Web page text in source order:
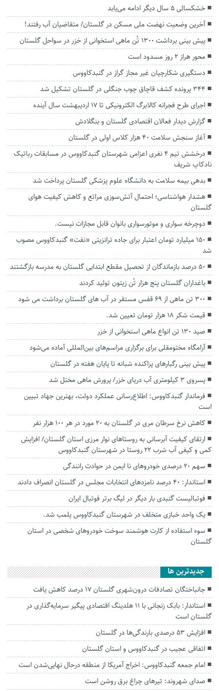
خشکسالی ۵ سال دیگر ادامه می‌یابد
آخرین وضعیت نهضت ملی مسکن در گلستان/ متقاضیان آب رفتند!
پیش بینی برداشت ۱۳۰۰ تُن ماهی استخوانی از خزر در سواحل گلستان
محور هراز ۲ روز مسدود است
دستگیری شکارچیان غیر مجاز گراز در گنبدکاووس
۳۴۴ پرونده کشف قاچاق چوب جنگلی در گلستان تشکیل شد
اجرای طرح فجرانه کالابرگ الکترونیکی تا ۱۷ اردیبهشت سال آینده
گزارش دیدار فعالان اقتصادی گلستان و بنگلادش
آغاز سنجش سلامت ۴۰ هزار کلاس اولی در گلستان
درخشش تیم 4 نفری اعزامی شهرستان گنبدکاووس در مسابقات رباتیک
نادکاپ شریف
بدهی بیمه سلامت به دانشگاه علوم پزشکی گلستان پرداخت شد
هشدار هواشناسی؛ احتمال آتش‌سوزی مراتع و کاهش کیفیت هوای
گلستان
دوچرخه سواری و موتورسواری بانوان قابل مجازات نیست.
۱۵۰ میلیارد تومان اعتبار برای جاده ترانزیتی «نفت» گنبدکاووس مصوب
شد
۵۰ درصد بازماندگان از تحصیل مقطع ابتدایی گلستان به مدرسه بازگشتند
باغداران گلستان پنج هزار تُن زیتون تولید کردند
۳۰۰ تن ماهی از ۶۹ قفس مستقر در آب های گلستان برداشت می شود
قیمت شکر ۱۸ هزار تومان تعیین شد.
صید ۱۳۰ تن انواع ماهی استخوانی از خزر
آرامگاه مختومقلی برای برگزاری مراسم‌های بین‌المللی آماده می‌شود
پیش بینی رگبار‌های پراکنده شبانه تا پایان هفته در گلستان
پسروی ۳ کیلومتری آب دریای خزر/ پرورش ماهی مختل شد
فرماندار گنبدکاووس: اطلاع‌رسانی عملکرد دولت، بهترین جهاد تبیین
است
کاهش نرخ سرطان مری در گلستان به ۲۰ مورد در هر ۱۰۰ هزار نفر
ارتقای کیفیت آبرسانی به روستاهای نوار مرزی استان گلستان/ افزایش
کمی و کیفی آب شرب 22 روستا در شهرستان گنبدکاووس
سهم ۲۰ درصدی خودروهای نا ایمن در حوادث رانندگی
استاندار: ۴۰ درصد نامزدهای انتخابات مجلس در گلستان انصراف دادند
فوتبالیست گنبدی بار دیگر در لیگ بر‌تر فوتبال ایران
یک واحد خبازی متخلف در شهرستان گنبدکاووس پلمب شد.
سوء استفاده از کارت هوشمند سوخت خودروهای شخصی در استان
گلستان
جديدترين ها
جانباختگان تصادفات درون‌شهری گلستان ۱۷ درصد کاهش یافت
استاندار: بابک زنجانی با ۱۱ هلدینگ اقتصادی پیگیر سرمایه‌گذاری در
گلستان است
افزایش ۵۳ درصدی بارندگی‌ها در گلستان
اتفاقی عجیب در‌ گنبدکاووس و استان گلستان
امام جمعه گنبدکاووس: اخراج آمریکا از منطقه درحال نهایی‌شدن است
صدای شهروند: تیرهای چراغ برق روشن است